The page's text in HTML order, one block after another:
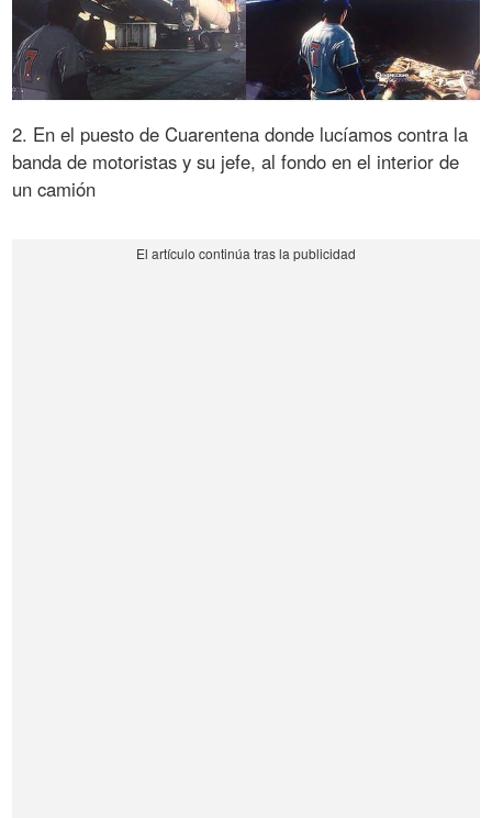
2. En el puesto de Cuarentena donde lucíamos contra la
banda de motoristas y su jefe, al fondo en el interior de
un camión